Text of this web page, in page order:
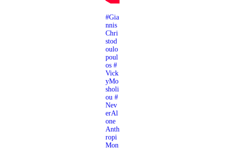
#Gia
nnis
Chri
stod
oulo
poul
os #
Vick
yMo
sholi
ou #
Nev
erAl
one
Anth
ropi
Mon